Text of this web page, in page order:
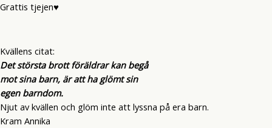
Grattis tjejen♥
Kvällens citat:
Det största brott föräldrar kan begå
mot sina barn, är att ha glömt sin
egen barndom.
Njut av kvällen och glöm inte att lyssna på era barn.
Kram Annika